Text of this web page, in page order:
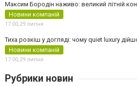
Максим Бородін наживо: великий літній
Новини компаній
17:00,29 липня
Тиха розкіш у догляді: чому quiet luxury
Новини компаній
17:00,29 липня
Рубрики новин